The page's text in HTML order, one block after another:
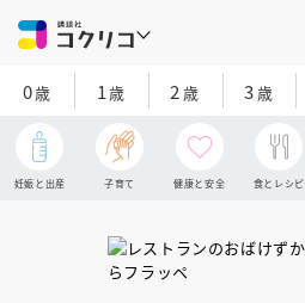
0歳 1歳 2 歳 3歳
妊娠と出産 子育て 健康と安全 食とレシピ